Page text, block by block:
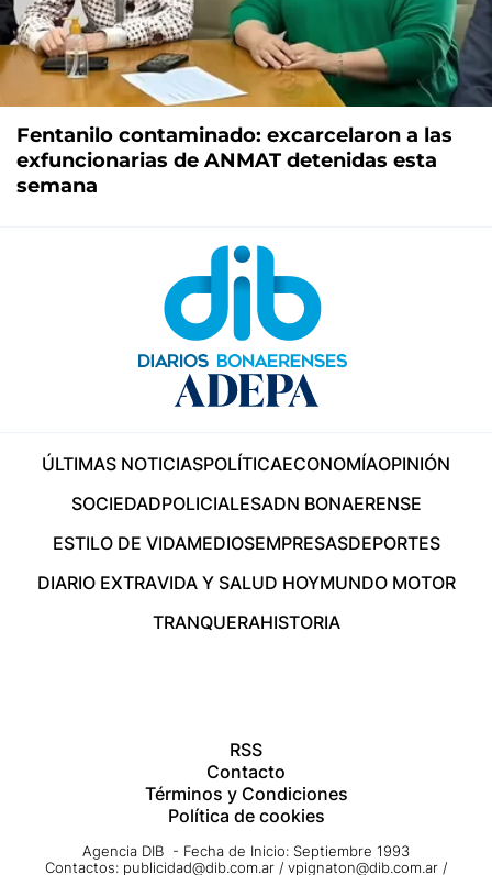
Fentanilo contaminado: excarcelaron a las
exfuncionarias de ANMAT detenidas esta
semana
ÚLTIMAS NOTICIASPOLÍTICAECONOMÍAOPINIÓN
SOCIEDADPOLICIALESADN BONAERENSE
ESTILO DE VIDAMEDIOSEMPRESASDEPORTES
DIARIO EXTRAVIDA Y SALUD HOYMUNDO MOTOR
TRANQUERAHISTORIA
RSS
Contacto
Términos y Condiciones
Política de cookies
Agencia DIB - Fecha de Inicio: Septiembre 1993
Contactos: publicidad@dib.com.ar / vpignaton@dib.com.ar /